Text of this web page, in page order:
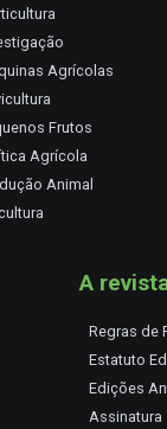
Agrícolas
Frutos
Agrícola
Animal
A
Regras de
Estatuto
Edições
Assinatura